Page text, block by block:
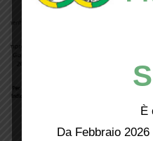
È
Da Febbraio